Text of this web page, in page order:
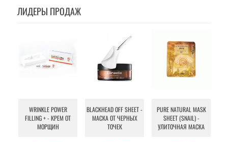
ЛИДЕРЫ ПРОДАЖ
WRINKLE POWER
FILLING + - КРЕМ ОТ
МОРЩИН
BLACKHEAD OFF SHEET -
МАСКА ОТ ЧЕРНЫХ
ТОЧЕК
PURE NATURAL MASK
SHEET (SNAIL) -
УЛИТОЧНАЯ МАСКА